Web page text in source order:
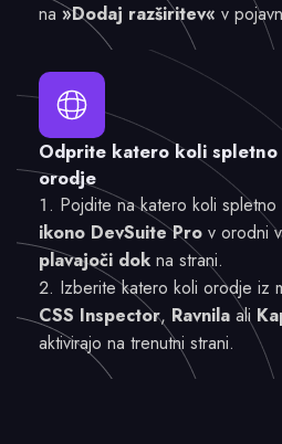
na »Dodaj razširitev« v
Odprite katero koli
orodje
Pojdite na katero koli spletno
ikono DevSuite Pro v orodni
plavajoči dok na strani.
Izberite katero koli orodje iz
CSS Inspector, Ravnila ali
aktivirajo na trenutni strani.